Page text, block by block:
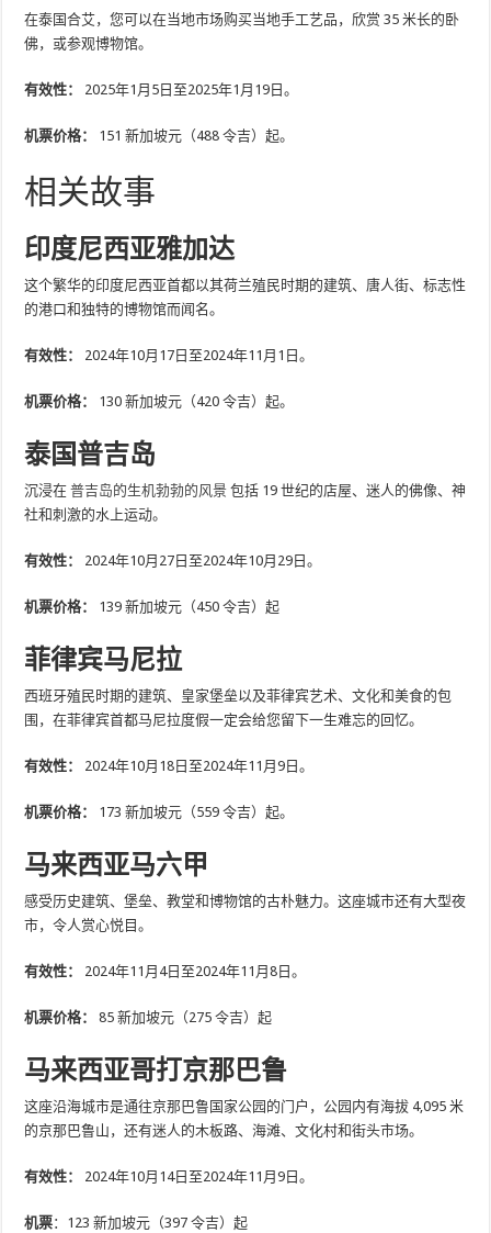
在泰国合艾，您可以在当地市场购买当地手工艺品，欣赏 35 米长的卧
佛，或参观博物馆。
有效性： 2025年1月5日至2025年1月19日。
机票价格： 151 新加坡元（488 令吉）起。
相关故事
印度尼西亚雅加达
这个繁华的印度尼西亚首都以其荷兰殖民时期的建筑、唐人街、标志性
的港口和独特的博物馆而闻名。
有效性： 2024年10月17日至2024年11月1日。
机票价格： 130 新加坡元（420 令吉）起。
泰国普吉岛
沉浸在普吉岛的生机勃勃的风景 包括 19 世纪的店屋、迷人的佛像、神
社和刺激的水上运动。
有效性： 2024年10月27日至2024年10月29日。
机票价格： 139 新加坡元（450 令吉）起
菲律宾马尼拉
西班牙殖民时期的建筑、皇家堡垒以及菲律宾艺术、文化和美食的包
围，在菲律宾首都马尼拉度假一定会给您留下一生难忘的回忆。
有效性： 2024年10月18日至2024年11月9日。
机票价格： 173 新加坡元（559 令吉）起。
马来西亚马六甲
感受历史建筑、堡垒、教堂和博物馆的古朴魅力。这座城市还有大型夜
市，令人赏心悦目。
有效性： 2024年11月4日至2024年11月8日。
机票价格： 85 新加坡元（275 令吉）起
马来西亚哥打京那巴鲁
这座沿海城市是通往京那巴鲁国家公园的门户，公园内有海拔 4,095 米
的京那巴鲁山，还有迷人的木板路、海滩、文化村和街头市场。
有效性： 2024年10月14日至2024年11月9日。
机票：123 新加坡元（397 令吉）起